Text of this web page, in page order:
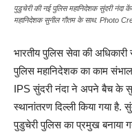
पुडुचेरी की नई पुलिस महानिदेशक सुंदरी नंदा
महानिदेशक सुनील गौतम के साथ. Photo
भारतीय पुलिस सेवा की
पुलिस महानिदेशक का काम
IPS सुंदरी नंदा ने अपने बैच के
स्थानांतरण दिल्ली किया गया है.
पुडुचेरी पुलिस का प्रमुख बनाया